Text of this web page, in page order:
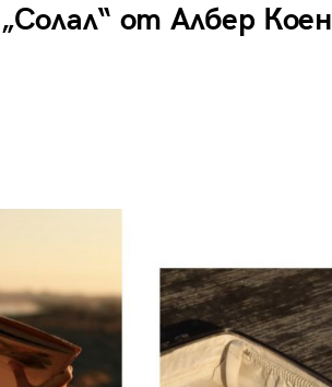
„Солал“ от Албер Коен